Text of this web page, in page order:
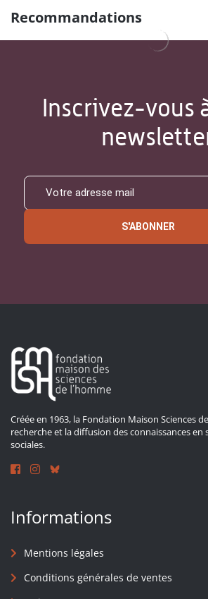
Recommandations
Inscrivez-vous
S'ABONNER
Créée en 1963, la Fondation Maison Sciences
recherche et la diffusion des connaissances en
sociales.
Informations
Mentions légales
Conditions générales de ventes